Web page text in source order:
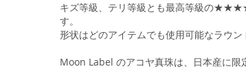
キズ等級、テリ等級とも最高等級の
す。
形状はどのアイテムでも使用可能なラウ
Moon Label のアコヤ真珠は、日本産に限